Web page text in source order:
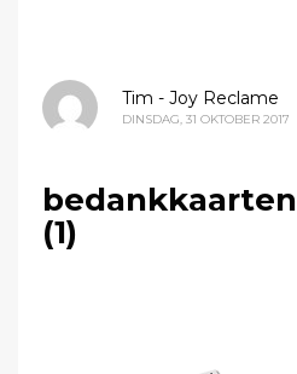
Tim - Joy Reclame
DINSDAG, 31 OKTOBER 2017
(1)